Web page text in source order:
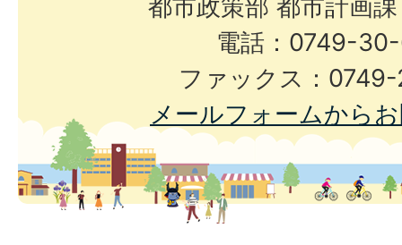
都市政策部 都市計画
電話：0749-
ファックス：
メールフォームから